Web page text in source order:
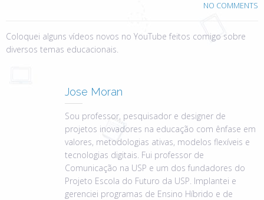
NO COMMENTS
Coloquei alguns vídeos novos no YouTube feitos comigo sobre
diversos temas educacionais.
Jose Moran
Sou professor, pesquisador e designer de
projetos inovadores na educação com ênfase em
valores, metodologias ativas, modelos flexíveis e
tecnologias digitais. Fui professor de
Comunicação na USP e um dos fundadores do
Projeto Escola do Futuro da USP. Implantei e
gerenciei programas de Ensino Híbrido e de